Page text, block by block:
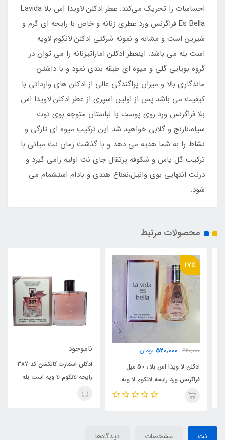
احساسات را تحریک می‌کند. عطر ادکلن لاویدا اس بلا Lavida
Es Bella فراگرنس ورد عطری زنانه و خاص با رایحه ای گرم و
شیرین است و مشابه و نمونه شرکتی ادکلن لانکوم لاویه
است بله می باشد. اینعطر ادکلن اماراتیزنانه را می توان در
گروه بویایی گلی و میوه ای طبقه بندی نمود و با داشتن
ماندگاری بالا و میزان پراگندگی عالی از ادکلن های وارداتی با
کیفیت می باشد.پس از اولین اسپری از عطر ادکلن لاویدا اس
بلا فراگرنس ورد روی پوست یا لباستان متوجه بوی توت
سیاه،نارنج و گلابی خواهید شد این ترکیب میوه ای تازگی و
نشاط را به شما هدیه می دهد و با گذشت زمان نت میانی با
ترکیب گل یاس و شکوفه پرتقال جای نت اولیه رامی گیرد و
درنت انتهایی بوی وانیل،نعناع هندی و بادام استشمام می
شود.
محصولات مرتبط
17٪
620,000
520,000 تومان
ادکلن لا ویدا اس بلا ، 50 میل
فراگرنس ورد رایحه لانکوم لا ویه
است بله Lancome La Vie
ناموجود
ادکلن اسمارت کالکشن کد 387
رایحه لانکوم لا ویه است بله
Lancome La Vie Est Belle
نت مشخصات دیدگاه‌ها